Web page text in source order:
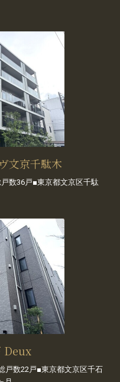
文京千駄木
数36戸■東京都文京区千駄
Deux
戸数22戸■東京都文京区千石